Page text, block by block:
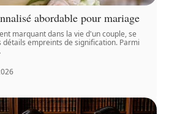
abordable pour mariage
marquant dans la vie d'un couple, se
détails empreints de signification. Parmi